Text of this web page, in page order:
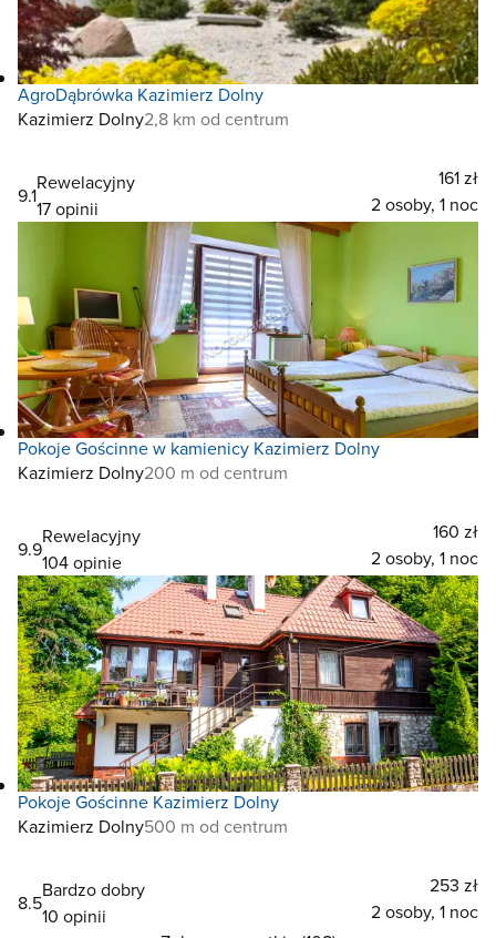
AgroDąbrówka Kazimierz Dolny
Kazimierz Dolny2,8 km od centrum
9.1
Rewelacyjny
17 opinii
161 zł
2 osoby, 1 noc
Pokoje Gościnne w kamienicy Kazimierz Dolny
Kazimierz Dolny200 m od centrum
9.9
Rewelacyjny
104 opinie
160 zł
2 osoby, 1 noc
Pokoje Gościnne Kazimierz Dolny
Kazimierz Dolny500 m od centrum
8.5
Bardzo dobry
10 opinii
253 zł
2 osoby, 1 noc